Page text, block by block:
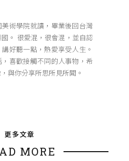
術學院就讀，畢業後回台灣
。 很愛混，很會混，並自認
好聽一點，熱愛享受人生。
喜歡接觸不同的人事物，希
與你分享所思所見所聞。
更多文章
MORE